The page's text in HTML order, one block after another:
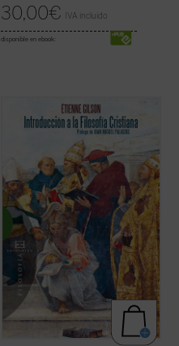
30,00€ IVA incluido
disponible en ebook:
Prólogo de Juan Miguel Palacios
En este libro, inédito hasta ahora en
español, descubrimos un ensayo brillante
del Gilson maduro, una disertación otoñal
sobre las ideas más queridas del gran
medievalista, presentadas en tres ...
ficha)